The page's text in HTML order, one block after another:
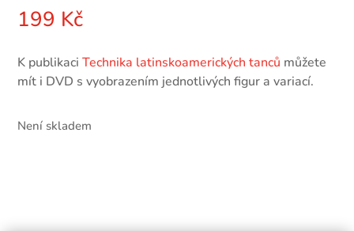
199 Kč
K publikaciTechnika latinskoamerických tanců můžete
mít i DVD s vyobrazením jednotlivých figur a variací.
Není skladem